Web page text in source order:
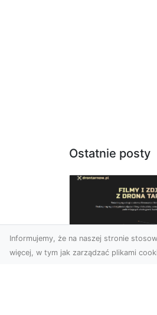
Ostatnie posty
Informujemy, że na naszej stronie
więcej, w tym jak zarządzać plikami